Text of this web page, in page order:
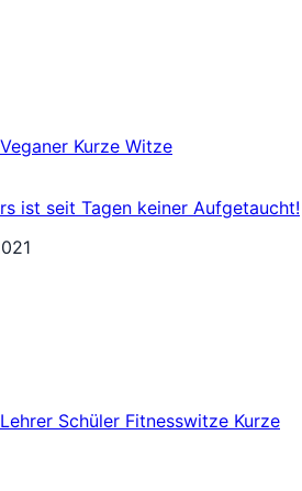
Veganer Kurze Witze
ist seit Tagen keiner Aufgetaucht!
Lehrer Schüler Fitnesswitze Kurze